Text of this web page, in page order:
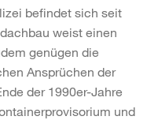
befindet sich seit
weist einen
genügen die
Ansprüchen der
der 1990er-Jahre
und